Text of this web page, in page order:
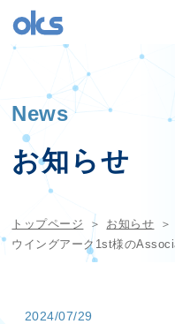
News
お知らせ
トップページ
お知らせ
ウイングアーク1st様の
2024/07/29